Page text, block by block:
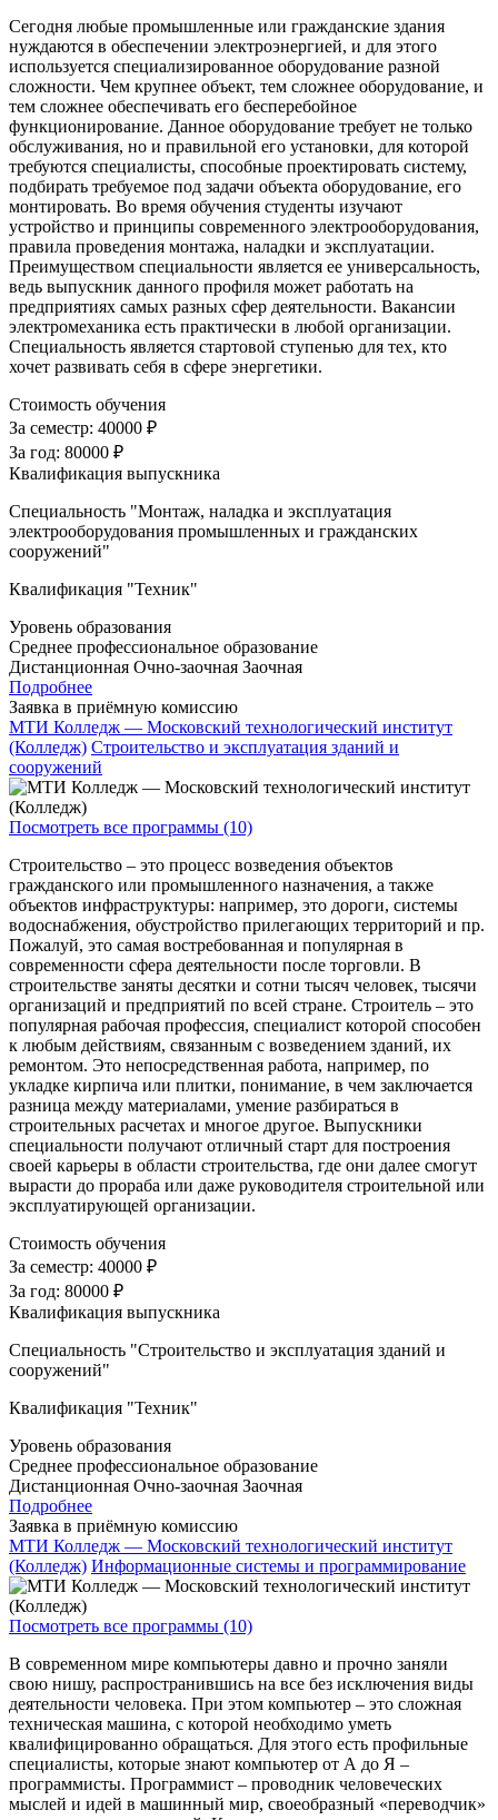
Сегодня любые промышленные или гражданские здания
нуждаются в обеспечении электроэнергией, и для этого
используется специализированное оборудование разной
сложности. Чем крупнее объект, тем сложнее оборудование, и
тем сложнее обеспечивать его бесперебойное
функционирование. Данное оборудование требует не только
обслуживания, но и правильной его установки, для которой
требуются специалисты, способные проектировать систему,
подбирать требуемое под задачи объекта оборудование, его
монтировать. Во время обучения студенты изучают
устройство и принципы современного электрооборудования,
правила проведения монтажа, наладки и эксплуатации.
Преимуществом специальности является ее универсальность,
ведь выпускник данного профиля может работать на
предприятиях самых разных сфер деятельности. Вакансии
электромеханика есть практически в любой организации.
Специальность является стартовой ступенью для тех, кто
хочет развивать себя в сфере энергетики.
Стоимость обучения
За семестр: 40000 ₽
За год: 80000 ₽
Квалификация выпускника
Специальность "Монтаж, наладка и эксплуатация
электрооборудования промышленных и гражданских
сооружений"
Квалификация "Техник"
Уровень образования
Среднее профессиональное образование
Дистанционная Очно-заочная Заочная
Подробнее
Заявка в приёмную комиссию
МТИ Колледж — Московский технологический институт
(Колледж) Строительство и эксплуатация зданий и
сооружений
Посмотреть все программы (10)
Строительство – это процесс возведения объектов
гражданского или промышленного назначения, а также
объектов инфраструктуры: например, это дороги, системы
водоснабжения, обустройство прилегающих территорий и пр.
Пожалуй, это самая востребованная и популярная в
современности сфера деятельности после торговли. В
строительстве заняты десятки и сотни тысяч человек, тысячи
организаций и предприятий по всей стране. Строитель – это
популярная рабочая профессия, специалист которой способен
к любым действиям, связанным с возведением зданий, их
ремонтом. Это непосредственная работа, например, по
укладке кирпича или плитки, понимание, в чем заключается
разница между материалами, умение разбираться в
строительных расчетах и многое другое. Выпускники
специальности получают отличный старт для построения
своей карьеры в области строительства, где они далее смогут
вырасти до прораба или даже руководителя строительной или
эксплуатирующей организации.
Стоимость обучения
За семестр: 40000 ₽
За год: 80000 ₽
Квалификация выпускника
Специальность "Строительство и эксплуатация зданий и
сооружений"
Квалификация "Техник"
Уровень образования
Среднее профессиональное образование
Дистанционная Очно-заочная Заочная
Подробнее
Заявка в приёмную комиссию
МТИ Колледж — Московский технологический институт
(Колледж) Информационные системы и программирование
Посмотреть все программы (10)
В современном мире компьютеры давно и прочно заняли
свою нишу, распространившись на все без исключения виды
деятельности человека. При этом компьютер – это сложная
техническая машина, с которой необходимо уметь
квалифицированно обращаться. Для этого есть профильные
специалисты, которые знают компьютер от А до Я –
программисты. Программист – проводник человеческих
мыслей и идей в машинный мир, своеобразный «переводчик»